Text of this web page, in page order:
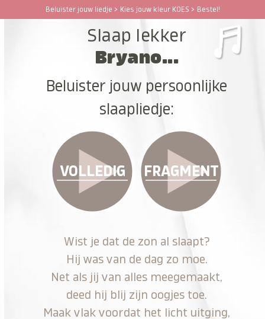
Beluister jouw liedje > Kies jouw kleur KOES > Bestel!
Open
Close
Slaap lekker
Bryano...
Beluister jouw persoonlijke
slaapliedje:
VOLLEDIG FRAGMENT
Wist je dat de zon al slaapt?
Hij was van de dag zo moe.
Net als jij van alles meegemaakt,
deed hij blij zijn oogjes toe.
Maak vlak voordat het licht uitging,